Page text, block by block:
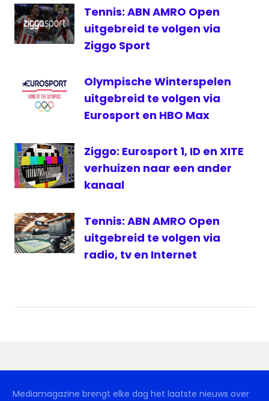
— Eurosport Nederland (@Eurosport_NL)
January 19, 2020
Eurosport
Kiki
Bertens
Raemon
Sluiter
tennis
Tennis
Live
Tennis: ABN AMRO Open
uitgebreid te volgen via
Ziggo Sport
Olympische Winterspelen
uitgebreid te volgen via
Eurosport en HBO Max
Ziggo: Eurosport 1, ID en XITE
verhuizen naar een ander
kanaal
Tennis: ABN AMRO Open
uitgebreid te volgen via
radio, tv en Internet
Mediamagazine brengt elke dag het laatste nieuws over